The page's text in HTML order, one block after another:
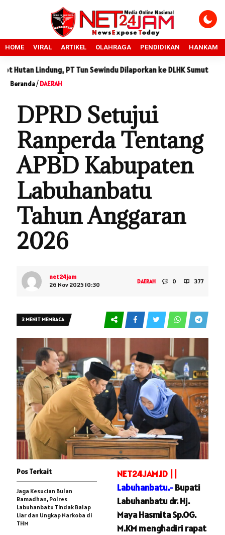
HOME VIRAL ARTIKEL OLAHRAGA PENDIDIKAN HANKAM
PT Tun Sewindu Dilaporkan ke DLHK Sumut Sidang
Beranda/DAERAH
DPRD Setujui
Ranperda Tentang
APBD Kabupaten
Labuhanbatu
Tahun Anggaran
2026
net24jam
26 Nov 2025 10:30
DAERAH 0 377
3 MENIT MEMBACA
NET24JAM.ID ||
Labuhanbatu.-Bupati
Labuhanbatu dr. Hj.
Maya Hasmita Sp.OG.
M.KM menghadiri rapat
Pos Terkait
Jaga Kesucian Bulan
Ramadhan, Polres
Labuhanbatu Tindak Balap
Liar dan Ungkap Narkoba di
THM